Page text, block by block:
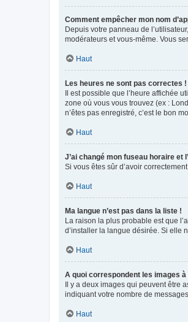
Comment empêcher mon nom
Depuis votre panneau de
modérateurs et vous-même. Vous
Haut
Les heures ne sont pas correctes !
Il est possible que l’heure affichée
zone où vous vous trouvez (ex :
n’êtes pas enregistré, c’est le bon
Haut
J’ai changé mon fuseau horaire et
Si vous êtes sûr d’avoir
Haut
Ma langue n’est pas dans la liste !
La raison la plus probable est que
d’installer la langue désirée. Si elle
Haut
A quoi correspondent les images
Il y a deux images qui peuvent être
indiquant votre nombre de
Haut